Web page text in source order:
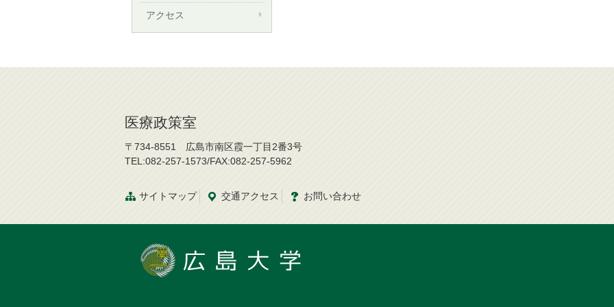
アクセス
医療政策室
〒734-8551 広島市南区霞一丁目2番3号
TEL:082-257-1573/FAX:082-257-5962
サイトマップ 交通アクセス お問い合わせ